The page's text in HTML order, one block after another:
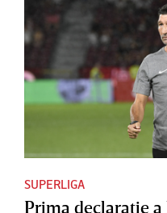
SUPERLIGA
Prima declaraţie